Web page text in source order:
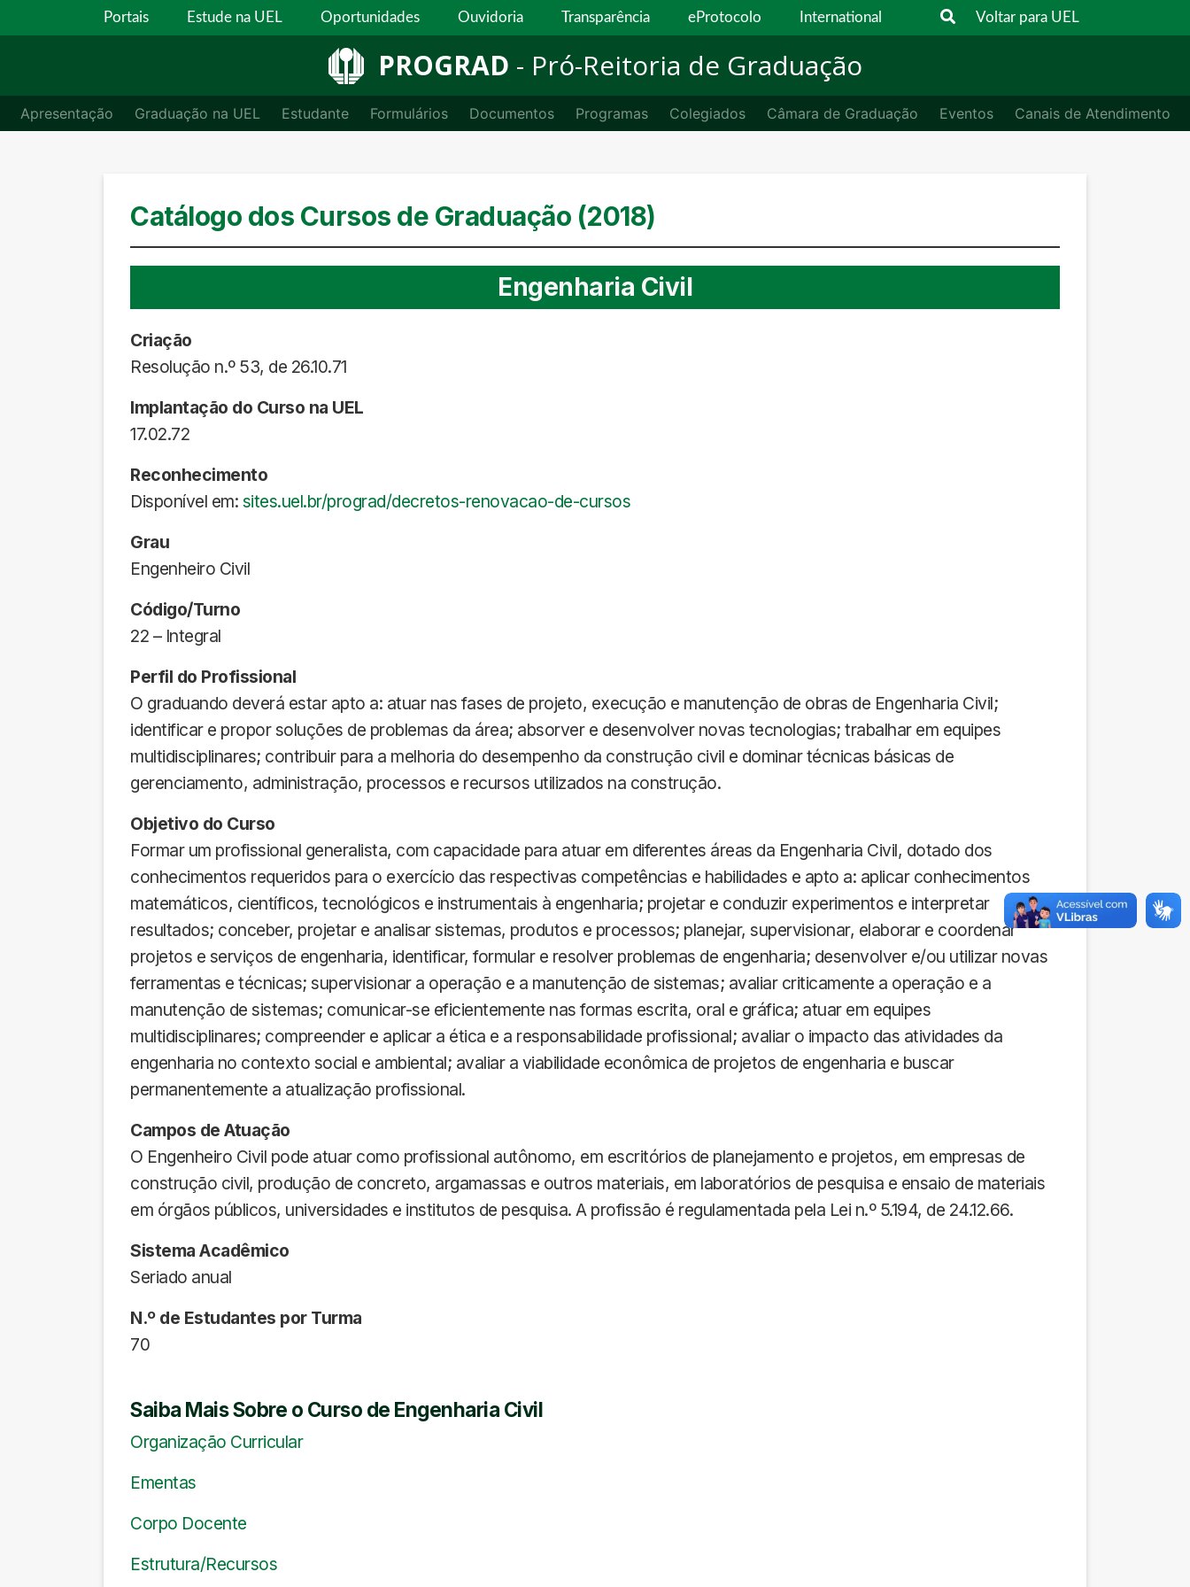
Portais Estude na UEL Oportunidades Ouvidoria Transparência eProtocolo International Voltar para UEL
PROGRAD - Pró-Reitoria de Graduação
Apresentação Graduação na UEL Estudante Formulários Documentos Programas Colegiados Câmara de Graduação Eventos Canais de Atendimento
Catálogo dos Cursos de Graduação (2018)
Engenharia Civil
Criação
Resolução n.º 53, de 26.10.71
Implantação do Curso na UEL
17.02.72
Reconhecimento
Disponível em: sites.uel.br/prograd/decretos-renovacao-de-cursos
Grau
Engenheiro Civil
Código/Turno
22 – Integral
Perfil do Profissional
O graduando deverá estar apto a: atuar nas fases de projeto, execução e manutenção de obras de Engenharia Civil;
identificar e propor soluções de problemas da área; absorver e desenvolver novas tecnologias; trabalhar em equipes
multidisciplinares; contribuir para a melhoria do desempenho da construção civil e dominar técnicas básicas de
gerenciamento, administração, processos e recursos utilizados na construção.
Objetivo do Curso
Formar um profissional generalista, com capacidade para atuar em diferentes áreas da Engenharia Civil, dotado dos
conhecimentos requeridos para o exercício das respectivas competências e habilidades e apto a: aplicar conhecimentos
matemáticos, científicos, tecnológicos e instrumentais à engenharia; projetar e conduzir experimentos e interpretar
resultados; conceber, projetar e analisar sistemas, produtos e processos; planejar, supervisionar, elaborar e coordenar
projetos e serviços de engenharia, identificar, formular e resolver problemas de engenharia; desenvolver e/ou utilizar novas
ferramentas e técnicas; supervisionar a operação e a manutenção de sistemas; avaliar criticamente a operação e a
manutenção de sistemas; comunicar-se eficientemente nas formas escrita, oral e gráfica; atuar em equipes
multidisciplinares; compreender e aplicar a ética e a responsabilidade profissional; avaliar o impacto das atividades da
engenharia no contexto social e ambiental; avaliar a viabilidade econômica de projetos de engenharia e buscar
permanentemente a atualização profissional.
Campos de Atuação
O Engenheiro Civil pode atuar como profissional autônomo, em escritórios de planejamento e projetos, em empresas de
construção civil, produção de concreto, argamassas e outros materiais, em laboratórios de pesquisa e ensaio de materiais
em órgãos públicos, universidades e institutos de pesquisa. A profissão é regulamentada pela Lei n.º 5.194, de 24.12.66.
Sistema Acadêmico
Seriado anual
N.º de Estudantes por Turma
70
Saiba Mais Sobre o Curso de Engenharia Civil
Organização Curricular
Ementas
Corpo Docente
Estrutura/Recursos